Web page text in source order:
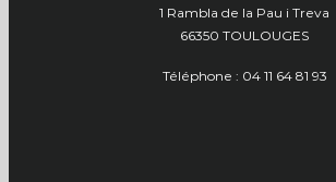
1 Rambla de la Pau i Treva
66350 TOULOUGES
Téléphone : 04 11 64 81 93